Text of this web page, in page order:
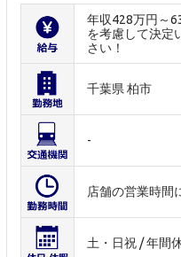
年収428万円～
を考慮して決定
さい！
千葉県 柏市
-
店舗の営業時間
土・日祝 / 年間